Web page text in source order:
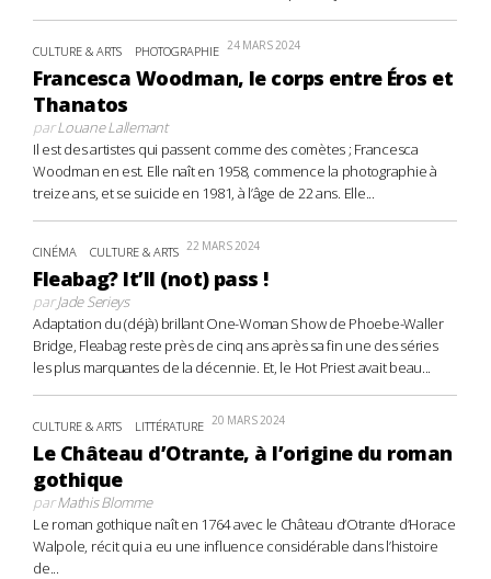
CULTURE & ARTS PHOTOGRAPHIE 24 MARS 2024
Francesca Woodman, le corps entre Éros et
Thanatos
parLouane Lallemant
Il est des artistes qui passent comme des comètes ; Francesca
Woodman en est. Elle naît en 1958, commence la photographie à
treize ans, et se suicide en 1981, à l’âge de 22 ans. Elle...
CINÉMA CULTURE & ARTS 22 MARS 2024
Fleabag? It’ll (not) pass !
parJade Serieys
Adaptation du (déjà) brillant One-Woman Show de Phoebe-Waller
Bridge, Fleabag reste près de cinq ans après sa fin une des séries
les plus marquantes de la décennie. Et, le Hot Priest avait beau...
CULTURE & ARTS LITTÉRATURE 20 MARS 2024
Le Château d’Otrante, à l’origine du roman
gothique
parMathis Blomme
Le roman gothique naît en 1764 avec le Château d’Otrante d’Horace
Walpole, récit qui a eu une influence considérable dans l’histoire
de...